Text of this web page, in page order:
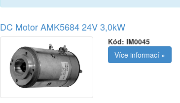
DC Motor AMK5684 24V 3,0kW
Kód: IM0045
Více informací »